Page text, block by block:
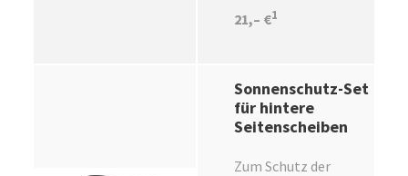
21,– €1
Sonnenschutz-Set
für hintere
Seitenscheiben
Zum Schutz der